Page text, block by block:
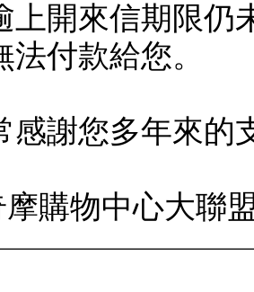
上開來信期限仍
法付款給您。
感謝您多年來的
摩購物中心大